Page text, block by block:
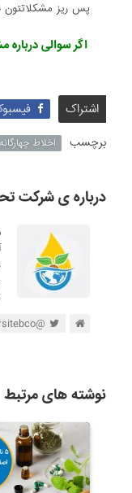
پس ریز مشکلاتتون
اگر سوالی
اشتراک
برچسب
اخلاط چهارگانه
درباره ی شرکت
@parsitebco
نوشته های مرتبط